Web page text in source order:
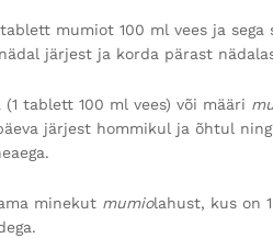
tablett mumiot 100 ml vees ja
järjest ja korda pärast
(1 tablett 100 ml vees) või määri
järjest hommikul ja õhtul
minekut mumiolahust, kus on